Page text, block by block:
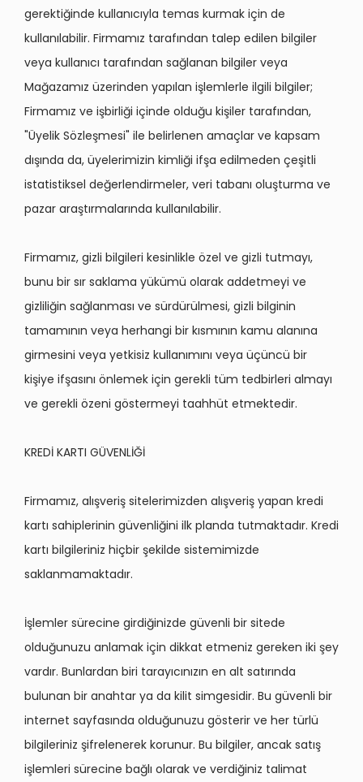
gerektiğinde kullanıcıyla temas kurmak için de
kullanılabilir. Firmamız tarafından talep edilen bilgiler
veya kullanıcı tarafından sağlanan bilgiler veya
Mağazamız üzerinden yapılan işlemlerle ilgili bilgiler;
Firmamız ve işbirliği içinde olduğu kişiler tarafından,
"Üyelik Sözleşmesi" ile belirlenen amaçlar ve kapsam
dışında da, üyelerimizin kimliği ifşa edilmeden çeşitli
istatistiksel değerlendirmeler, veri tabanı oluşturma ve
pazar araştırmalarında kullanılabilir.
Firmamız, gizli bilgileri kesinlikle özel ve gizli tutmayı,
bunu bir sır saklama yükümü olarak addetmeyi ve
gizliliğin sağlanması ve sürdürülmesi, gizli bilginin
tamamının veya herhangi bir kısmının kamu alanına
girmesini veya yetkisiz kullanımını veya üçüncü bir
kişiye ifşasını önlemek için gerekli tüm tedbirleri almayı
ve gerekli özeni göstermeyi taahhüt etmektedir.
KREDİ KARTI GÜVENLİĞİ
Firmamız, alışveriş sitelerimizden alışveriş yapan kredi
kartı sahiplerinin güvenliğini ilk planda tutmaktadır. Kredi
kartı bilgileriniz hiçbir şekilde sistemimizde
saklanmamaktadır.
İşlemler sürecine girdiğinizde güvenli bir sitede
olduğunuzu anlamak için dikkat etmeniz gereken iki şey
vardır. Bunlardan biri tarayıcınızın en alt satırında
bulunan bir anahtar ya da kilit simgesidir. Bu güvenli bir
internet sayfasında olduğunuzu gösterir ve her türlü
bilgileriniz şifrelenerek korunur. Bu bilgiler, ancak satış
işlemleri sürecine bağlı olarak ve verdiğiniz talimat